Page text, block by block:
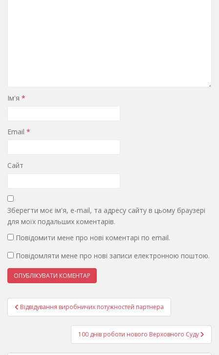
Ім'я *
Email *
Сайт
Зберегти моє ім'я, e-mail, та адресу сайту в цьому браузері
для моїх подальших коментарів.
Повідомити мене про нові коментарі по email.
Повідомляти мене про нові записи електронною поштою.
Навігація
записів
Відвідування виробничих потужностей партнера
100 днів роботи нового Верховного Суду